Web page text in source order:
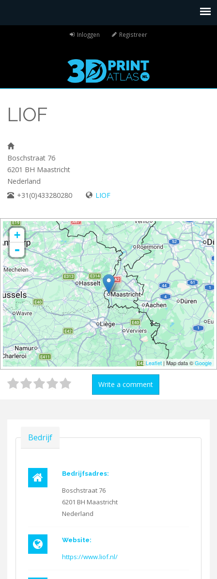
Inloggen Registreer
LIOF
Boschstraat 76
6201 BH Maastricht
Nederland
+31(0)433280280
LIOF
+
-
Leaflet | Map data ©Google
Write a comment
Verbergen
Bedrijf
Bedrijfsadres:
Boschstraat 76
6201 BH Maastricht
Nederland
Website:
https://www.liof.nl/